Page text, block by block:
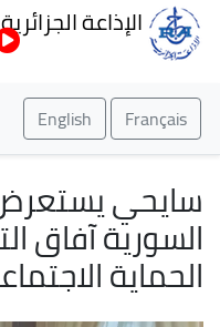
الإذاعة الجزائرية
Français
English
سايحي
السورية آفاق
الحماية